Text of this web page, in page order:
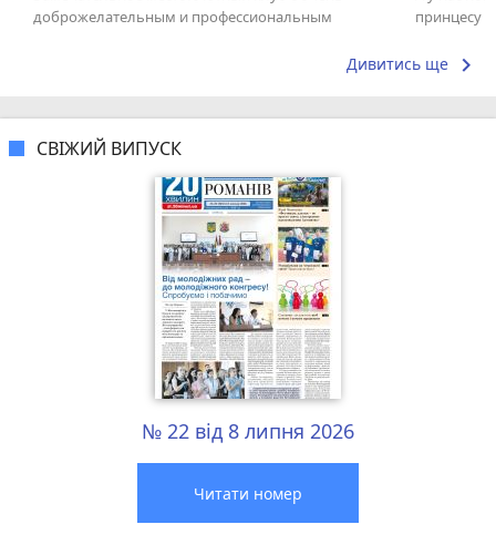
доброжелательным и профессиональным
принцесу
Дивитись ще keyboard_arrow_right
СВІЖИЙ ВИПУСК
№ 22 від 8 липня 2026
Читати номер